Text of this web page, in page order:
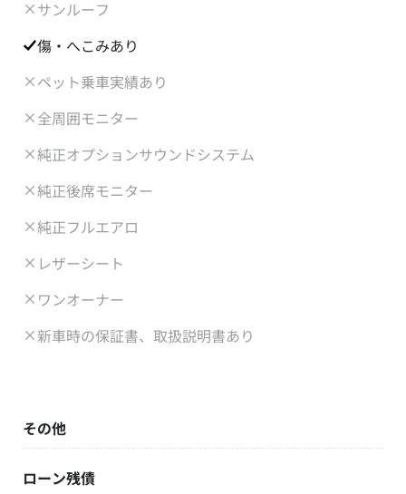
サンルーフ
傷・へこみあり
ペット乗車実績あり
全周囲モニター
純正オプションサウンドシステム
純正後席モニター
純正フルエアロ
レザーシート
ワンオーナー
新車時の保証書、取扱説明書あり
その他
ローン残債